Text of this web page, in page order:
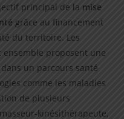
principal de la mise
grâce au financement
du territoire. Les
ensemble proposent une
un parcours santé
comme les maladies
de plusieurs
kinésithérapeute,